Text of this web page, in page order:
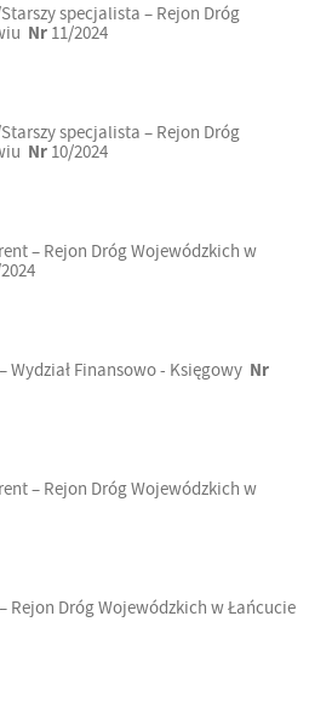
specjalista – Rejon Dróg
Nr 11/2024
specjalista – Rejon Dróg
Nr 10/2024
– Rejon Dróg Wojewódzkich w
Wydział Finansowo - Księgowy Nr
– Rejon Dróg Wojewódzkich w
Rejon Dróg Wojewódzkich w Łańcucie